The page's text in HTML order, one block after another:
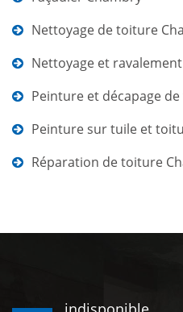
Nettoyage de toiture
Nettoyage et
Peinture et décapage
Peinture sur tuile et
Réparation de toiture